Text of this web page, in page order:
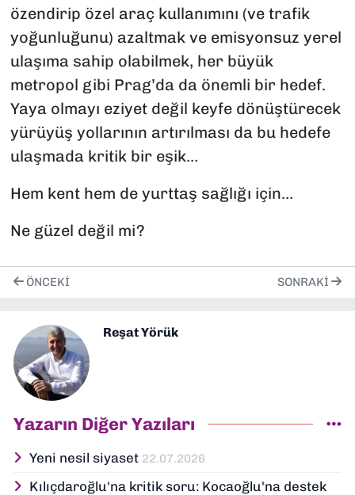
özendirip özel araç kullanımını (ve trafik
yoğunluğunu) azaltmak ve emisyonsuz yerel
ulaşıma sahip olabilmek, her büyük
metropol gibi Prag’da da önemli bir hedef.
Yaya olmayı eziyet değil keyfe dönüştürecek
yürüyüş yollarının artırılması da bu hedefe
ulaşmada kritik bir eşik…
Hem kent hem de yurttaş sağlığı için…
Ne güzel değil mi?
ÖNCEKI SONRAKI
Reşat Yörük
Yazarın Diğer Yazıları
Yeni nesil siyaset 22.07.2026
Kılıçdaroğlu'na kritik soru: Kocaoğlu'na destek